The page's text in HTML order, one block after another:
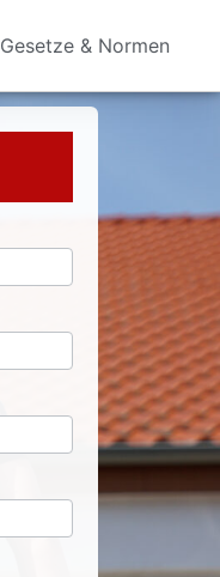
Gesetze & Normen